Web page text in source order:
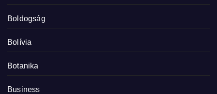
Boldogság
Bolívia
Botanika
Business